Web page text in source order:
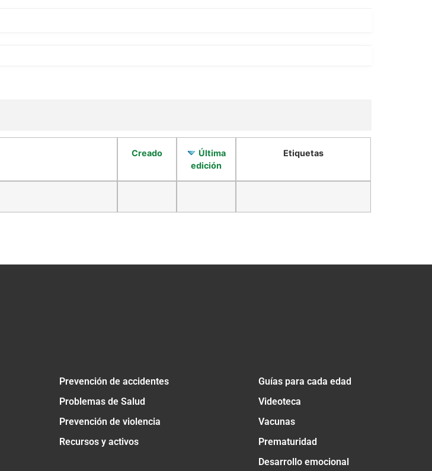
Creado
Última
edición
Etiquetas
Prevención de accidentes
Problemas de Salud
Prevención de violencia
Recursos y activos
Guías para cada edad
Videoteca
Vacunas
Prematuridad
Desarrollo emocional